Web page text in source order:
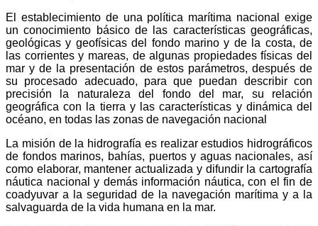
El establecimiento de una política marítima nacional exige
un conocimiento básico de las características geográficas,
geológicas y geofísicas del fondo marino y de la costa, de
las corrientes y mareas, de algunas propiedades físicas del
mar y de la presentación de estos parámetros, después de
su procesado adecuado, para que puedan describir con
precisión la naturaleza del fondo del mar, su relación
geográfica con la tierra y las características y dinámica del
océano, en todas las zonas de navegación nacional
La misión de la hidrografía es realizar estudios hidrográficos
de fondos marinos, bahías, puertos y aguas nacionales, así
como elaborar, mantener actualizada y difundir la cartografía
náutica nacional y demás información náutica, con el fin de
coadyuvar a la seguridad de la navegación marítima y a la
salvaguarda de la vida humana en la mar.